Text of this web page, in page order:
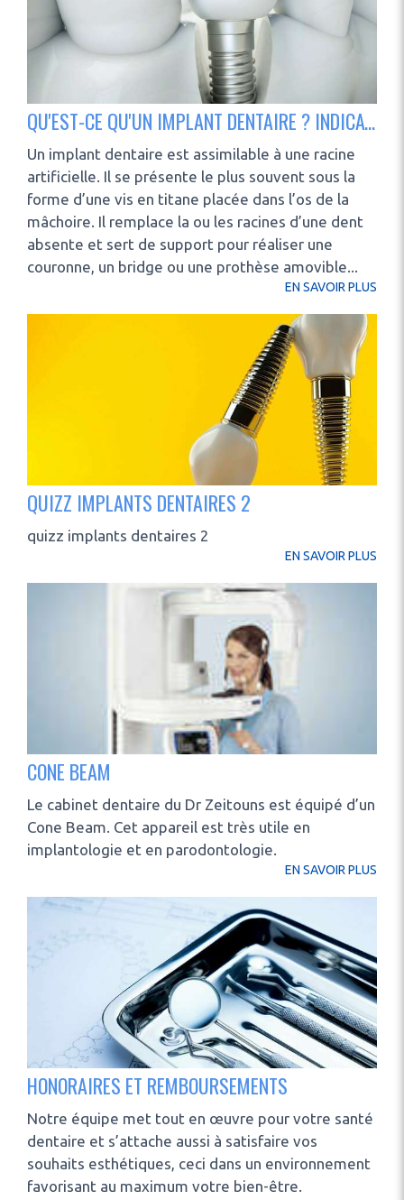
QU'EST-CE QU'UN IMPLANT DENTAIRE ? INDICATIONS ET CONTRE-INDICATIONS
Un implant dentaire est assimilable à une racine
artificielle. Il se présente le plus souvent sous la
forme d’une vis en titane placée dans l’os de la
mâchoire. Il remplace la ou les racines d’une dent
absente et sert de support pour réaliser une
couronne, un bridge ou une prothèse amovible...
EN SAVOIR PLUS
QUIZZ IMPLANTS DENTAIRES 2
quizz implants dentaires 2
EN SAVOIR PLUS
CONE BEAM
Le cabinet dentaire du Dr Zeitouns est équipé d’un
Cone Beam. Cet appareil est très utile en
implantologie et en parodontologie.
EN SAVOIR PLUS
HONORAIRES ET REMBOURSEMENTS
Notre équipe met tout en œuvre pour votre santé
dentaire et s’attache aussi à satisfaire vos
souhaits esthétiques, ceci dans un environnement
favorisant au maximum votre bien-être.